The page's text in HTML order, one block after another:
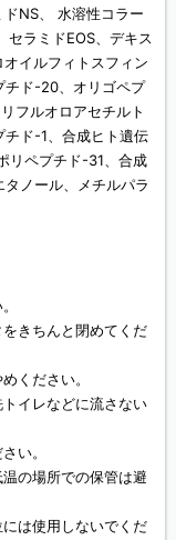
NS、 水溶性コラー
セラミドEOS、デキス
イルフィトスフィン
チド-20、オリゴペプ
フルオロアセチルト
チド-1、合成ヒト遺伝
リペプチド-31、合成
ノール、メチルパラ
きちんと閉めてくだ
ください。
イレなどに流さない
い。
の場所での保管は避
は使用しないでくだ